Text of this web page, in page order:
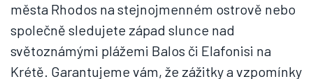
města Rhodos na stejnojmenném ostrově nebo
společně sledujete západ slunce nad
světoznámými plážemi Balos či Elafonisi na
Krétě. Garantujeme vám, že zážitky a vzpomínky